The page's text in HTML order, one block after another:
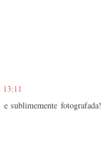
13:11
sublimemente fotografada!